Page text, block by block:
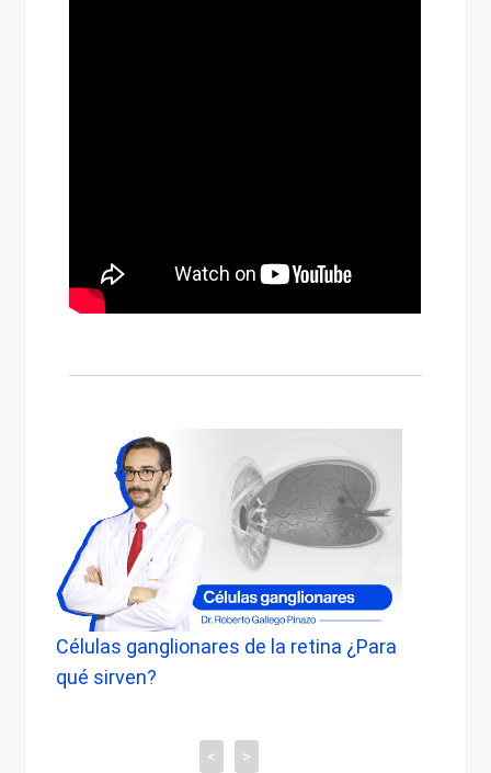
de la retina ¿Para
Cambio de color de
< >